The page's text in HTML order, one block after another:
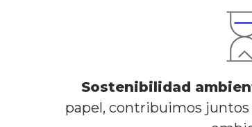
Sostenibilidad
papel, contribuimos